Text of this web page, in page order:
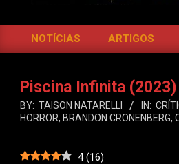
BOCA
DO
Primary
Menu
NOTÍCIAS ARTIGOS
Piscina Infinita (2023)
BY: TAISON NATARELLI IN:
HORROR, BRANDON CRONENBERG,
4 (16)